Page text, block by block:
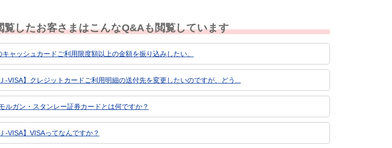
覧したお客さまはこんなQ&Aも閲覧しています
キャッシュカードご利用限度額以上の金額を振り込みしたい。
-VISA】クレジットカードご利用明細の送付先を変更したいのですが、どう...
ルガン・スタンレー証券カードとは何ですか？
-VISA】VISAってなんですか？